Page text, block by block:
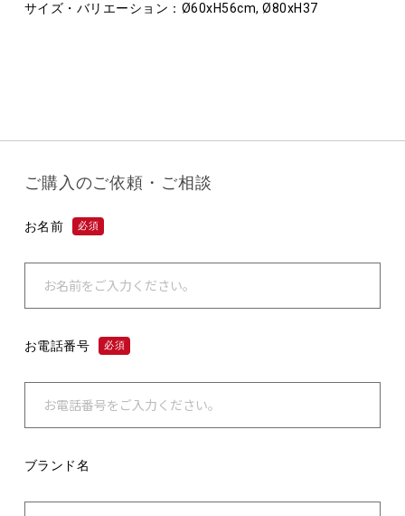
サイズ・バリエーション：Ø60xH56cm, Ø80xH37
ご購入のご依頼・ご相談
お名前 必須
お電話番号 必須
ブランド名